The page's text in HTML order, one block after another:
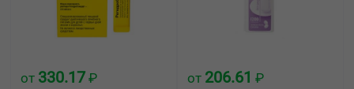
от 330.17 ₽ от 206.61 ₽